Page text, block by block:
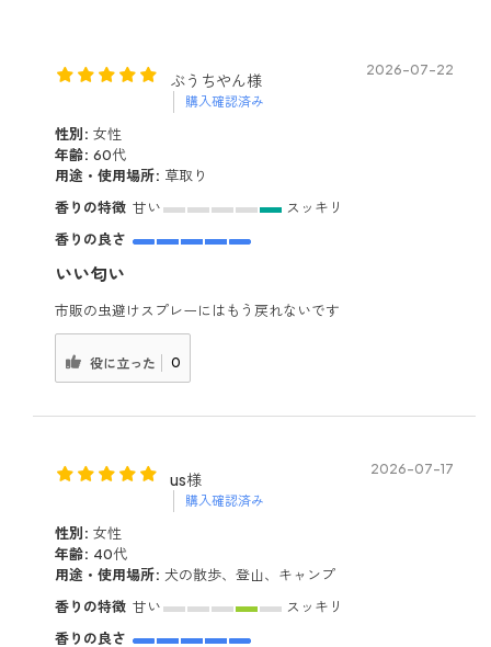
ぶうちやん様
購入確認済み
2026-07-22
性別: 女性
年齢: 60代
用途・使用場所: 草取り
香りの特徴 甘い
スッキリ
香りの良さ
いい匂い
市販の虫避けスプレーにはもう戻れないです
役に立った 0
us様
購入確認済み
2026-07-17
性別: 女性
年齢: 40代
用途・使用場所: 犬の散歩、登山、キャンプ
香りの特徴 甘い
スッキリ
香りの良さ